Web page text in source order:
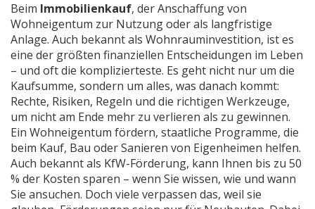
Beim Immobilienkauf, der Anschaffung von
Wohneigentum zur Nutzung oder als langfristige
Anlage. Auch bekannt als Wohnrauminvestition, ist es
eine der größten finanziellen Entscheidungen im Leben
– und oft die komplizierteste. Es geht nicht nur um die
Kaufsumme, sondern um alles, was danach kommt:
Rechte, Risiken, Regeln und die richtigen Werkzeuge,
um nicht am Ende mehr zu verlieren als zu gewinnen.
Ein Wohneigentum fördern, staatliche Programme, die
beim Kauf, Bau oder Sanieren von Eigenheimen helfen.
Auch bekannt als KfW-Förderung, kann Ihnen bis zu 50
% der Kosten sparen – wenn Sie wissen, wie und wann
Sie ansuchen. Doch viele verpassen das, weil sie